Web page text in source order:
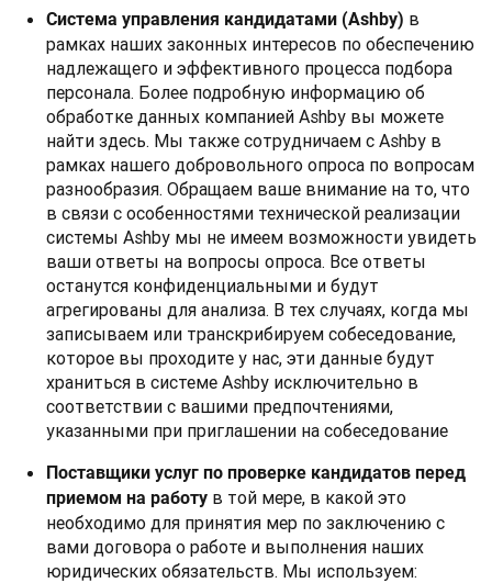
Система управления кандидатами (Ashby) в
рамках наших законных интересов по обеспечению
надлежащего и эффективного процесса подбора
персонала. Более подробную информацию об
обработке данных компанией Ashby вы можете
найти здесь. Мы также сотрудничаем с Ashby в
рамках нашего добровольного опроса по вопросам
разнообразия. Обращаем ваше внимание на то, что
в связи с особенностями технической реализации
системы Ashby мы не имеем возможности увидеть
ваши ответы на вопросы опроса. Все ответы
останутся конфиденциальными и будут
агрегированы для анализа. В тех случаях, когда мы
записываем или транскрибируем собеседование,
которое вы проходите у нас, эти данные будут
храниться в системе Ashby исключительно в
соответствии с вашими предпочтениями,
указанными при приглашении на собеседование
Поставщики услуг по проверке кандидатов перед
приемом на работу в той мере, в какой это
необходимо для принятия мер по заключению с
вами договора о работе и выполнения наших
юридических обязательств. Мы используем: